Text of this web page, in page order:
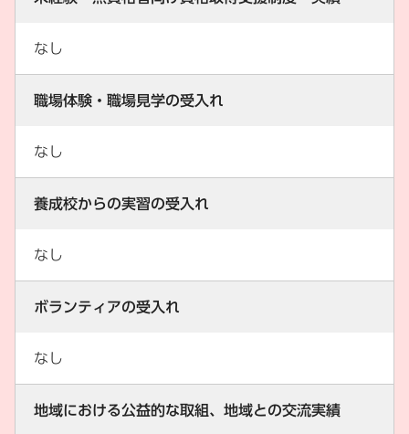
なし
職場体験・職場見学の受入れ
なし
養成校からの実習の受入れ
なし
ボランティアの受入れ
なし
地域における公益的な取組、地域との交流実績